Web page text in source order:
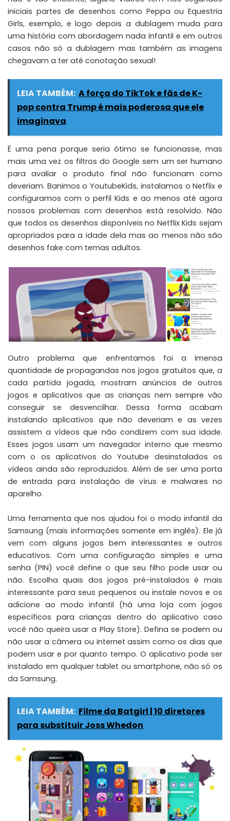
iniciais partes de desenhos como Peppa ou Equestria
Girls, exemplo, e logo depois a dublagem muda para
uma história com abordagem nada infantil e em outros
casos não só a dublagem mas também as imagens
chegavam a ter até conotação sexual!
LEIA TAMBÉM: A força do TikTok e fãs de K-
pop contra Trump é mais poderosa que ele
imaginava
É uma pena porque seria ótimo se funcionasse, mas
mais uma vez os filtros do Google sem um ser humano
para avaliar o produto final não funcionam como
deveriam. Banimos o YoutubeKids, instalamos o Netflix e
configuramos com o perfil Kids e ao menos até agora
nossos problemas com desenhos está resolvido. Não
que todos os desenhos disponíveis no Netflix Kids sejam
apropriados para a idade dela mas ao menos não são
desenhos fake com temas adultos.
Outro problema que enfrentamos foi a imensa
quantidade de propagandas nos jogos gratuitos que, a
cada partida jogada, mostram anúncios de outros
jogos e aplicativos que as crianças nem sempre vão
conseguir se desvencilhar. Dessa forma acabam
instalando aplicativos que não deveriam e as vezes
assistem a vídeos que não condizem com sua idade.
Esses jogos usam um navegador interno que mesmo
com o os aplicativos doYoutube desinstalados os
vídeos ainda são reproduzidos. Além de ser uma porta
de entrada para instalação de vírus e malwares no
aparelho.
Uma ferramenta que nos ajudou foi o modo infantil da
Samsung (mais informações somente eminglês). Ele já
vem com alguns jogos bem interessantes e outros
educativos. Com uma configuração simples e uma
senha (PIN) você define o que seu filho pode usar ou
não. Escolha quais dos jogos pré-instalados é mais
interessante para seus pequenos ou instale novos e os
adicione ao modo infantil (há uma loja com jogos
específicos para crianças dentro do aplicativo caso
você não queira usar a Play Store). Defina se podem ou
não usar a câmera ou internet assim como os dias que
podem usar e por quanto tempo. O aplicativo pode ser
instalado em qualquer tablet ou smartphone, não só os
da Samsung.
LEIA TAMBÉM: Filme da Batgirl | 10 diretores
para substituir Joss Whedon